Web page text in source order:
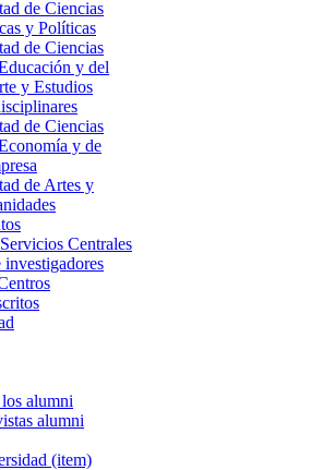
de Ciencias
y Políticas
de Ciencias
y del
y Estudios
de Ciencias
y de
de Artes y
Centrales
investigadores
alumni
alumni
(item)